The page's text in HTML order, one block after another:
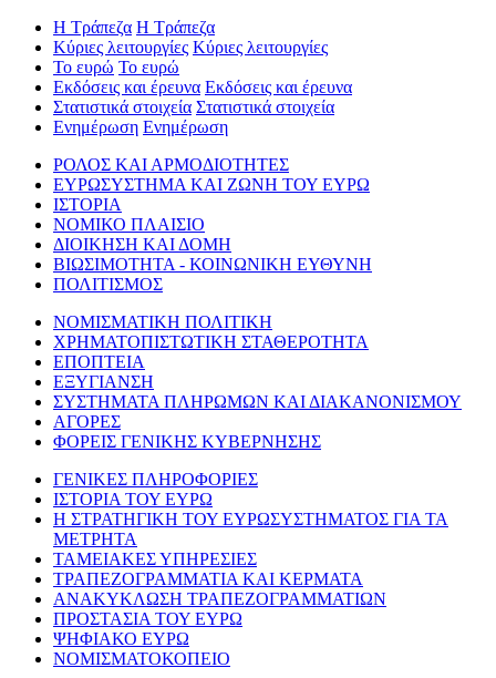
Η Τράπεζα Η Τράπεζα
Κύριες λειτουργίες Κύριες λειτουργίες
Το ευρώ Το ευρώ
Εκδόσεις και έρευνα Εκδόσεις και έρευνα
Στατιστικά στοιχεία Στατιστικά στοιχεία
Ενημέρωση Ενημέρωση
ΡΟΛΟΣ ΚΑΙ ΑΡΜΟΔΙΟΤΗΤΕΣ
ΕΥΡΩΣΥΣΤΗΜΑ ΚΑΙ ΖΩΝΗ ΤΟΥ ΕΥΡΩ
ΙΣΤΟΡΙΑ
ΝΟΜΙΚΟ ΠΛΑΙΣΙΟ
ΔΙΟΙΚΗΣΗ ΚΑΙ ΔΟΜΗ
ΒΙΩΣΙΜΟΤΗΤΑ - ΚΟΙΝΩΝΙΚΗ ΕΥΘΥΝΗ
ΠΟΛΙΤΙΣΜΟΣ
ΝΟΜΙΣΜΑΤΙΚΗ ΠΟΛΙΤΙΚΗ
ΧΡΗΜΑΤΟΠΙΣΤΩΤΙΚΗ ΣΤΑΘΕΡΟΤΗΤΑ
ΕΠΟΠΤΕΙΑ
ΕΞΥΓΙΑΝΣΗ
ΣΥΣΤΗΜΑΤΑ ΠΛΗΡΩΜΩΝ ΚΑΙ ΔΙΑΚΑΝΟΝΙΣΜΟΥ
ΑΓΟΡΕΣ
ΦΟΡΕΙΣ ΓΕΝΙΚΗΣ ΚΥΒΕΡΝΗΣΗΣ
ΓΕΝΙΚΕΣ ΠΛΗΡΟΦΟΡΙΕΣ
ΙΣΤΟΡΙΑ ΤΟΥ ΕΥΡΩ
Η ΣΤΡΑΤΗΓΙΚΗ ΤΟΥ ΕΥΡΩΣΥΣΤΗΜΑΤΟΣ ΓΙΑ ΤΑ
ΜΕΤΡΗΤΑ
ΤΑΜΕΙΑΚΕΣ ΥΠΗΡΕΣΙΕΣ
ΤΡΑΠΕΖΟΓΡΑΜΜΑΤΙΑ ΚΑΙ ΚΕΡΜΑΤΑ
ΑΝΑΚΥΚΛΩΣΗ ΤΡΑΠΕΖΟΓΡΑΜΜΑΤΙΩΝ
ΠΡΟΣΤΑΣΙΑ ΤΟΥ ΕΥΡΩ
ΨΗΦΙΑΚΟ ΕΥΡΩ
ΝΟΜΙΣΜΑΤΟΚΟΠΕΙΟ